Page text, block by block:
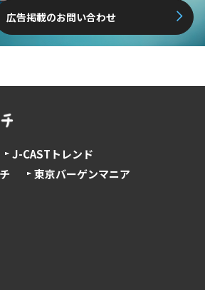
広告掲載のお問い合わせ
J-CASTトレンド
東京バーゲンマニア